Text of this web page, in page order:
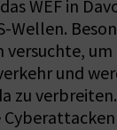
WEF in
Wellen.
um
und
zu